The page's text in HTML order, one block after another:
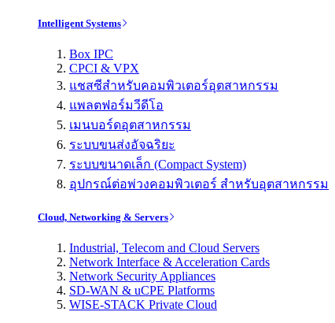
Intelligent Systems
Box IPC
CPCI & VPX
แชสซีสำหรับคอมพิวเตอร์อุตสาหกรรม
แพลตฟอร์มวีดีโอ
เมนบอร์ดอุตสาหกรรม
ระบบขนส่งอัจฉริยะ
ระบบขนาดเล็ก (Compact System)
อุปกรณ์ต่อพ่วงคอมพิวเตอร์ สำหรับอุตสาหกรรม
Cloud, Networking & Servers
Industrial, Telecom and Cloud Servers
Network Interface & Acceleration Cards
Network Security Appliances
SD-WAN & uCPE Platforms
WISE-STACK Private Cloud